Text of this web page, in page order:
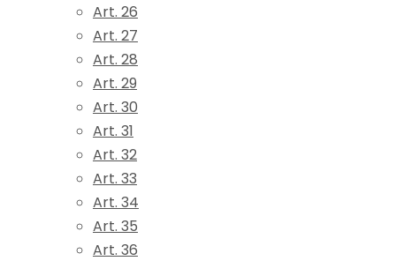
Art. 26
Art. 27
Art. 28
Art. 29
Art. 30
Art. 31
Art. 32
Art. 33
Art. 34
Art. 35
Art. 36